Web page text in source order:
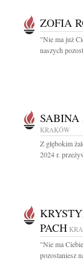
ZOFIA
"Nie ma już
naszych
KRAKÓW
Z głębokim
2024 r.
PACH
"Nie ma
pozostaniesz